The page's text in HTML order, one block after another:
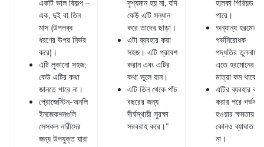
একটি ভাল বিকল্প –
এক, দুই বা তিন
মাস (উপলব্ধ
ধরণের উপর নির্ভর
করে)।
এটি লুকানো সহজ;
কেউ এটির কথা
জানতে পারে না।
প্রোজেস্টিন-অনলি
ইনজেকশনগুলি
সেসকল নারীদের
জন্য উপযুক্ত যারা
দৃশ্যমান হয় না, যদি
কেউ এটি সন্ধান
করে তাদের ছাড়া।
এটা ব্যবহার করা
সহজ। এটি প্রবেশ
করান এবং এটির
কথা ভুলে যান।
এটি তিন থেকে পাঁচ
বছরের জন্য
দীর্ঘস্থায়ী সুরক্ষা
সরবরাহ করে।”
হালকা পিরিয়ড
পারে।
অন্যান্য হরমোনাল
গর্ভনিরোধক
পদ্ধতির তুলনায়
এতে হরমোনের
মাত্রা কম থাকে।
এটির ব্যবহার বন্ধ
করার পরে গর্ভবতী
হওয়ার ক্ষমতায়
কোনও ব্যাঘাত
না।